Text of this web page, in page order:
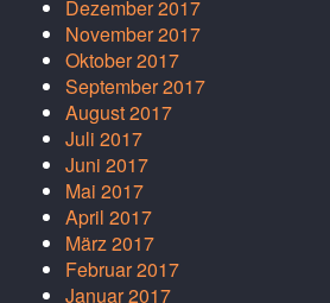
Dezember 2017
November 2017
Oktober 2017
September 2017
August 2017
Juli 2017
Juni 2017
Mai 2017
April 2017
März 2017
Februar 2017
Januar 2017